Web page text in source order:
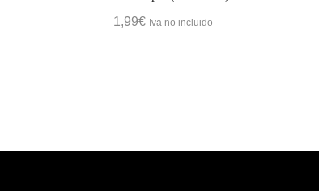
1,99€ Iva no incluido